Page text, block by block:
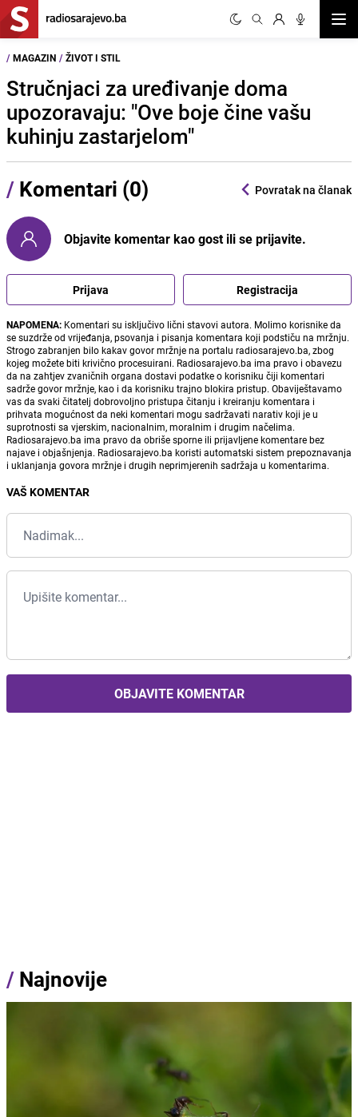
/ MAGAZIN / ŽIVOT I STIL
Stručnjaci za uređivanje doma
upozoravaju: "Ove boje čine vašu
kuhinju zastarjelom"
/ Komentari (0) Povratak na članak
Objavite komentar kao gost ili se prijavite.
Prijava Registracija
NAPOMENA: Komentari su isključivo lični stavovi autora. Molimo korisnike da
se suzdrže od vrijeđanja, psovanja i pisanja komentara koji podstiču na mržnju.
Strogo zabranjen bilo kakav govor mržnje na portalu radiosarajevo.ba, zbog
kojeg možete biti krivično procesuirani. Radiosarajevo.ba ima pravo i obavezu
da na zahtjev zvaničnih organa dostavi podatke o korisniku čiji komentari
sadrže govor mržnje, kao i da korisniku trajno blokira pristup. Obaviještavamo
vas da svaki čitatelj dobrovoljno pristupa čitanju i kreiranju komentara i
prihvata mogućnost da neki komentari mogu sadržavati narativ koji je u
suprotnosti sa vjerskim, nacionalnim, moralnim i drugim načelima.
Radiosarajevo.ba ima pravo da obriše sporne ili prijavljene komentare bez
najave i objašnjenja. Radiosarajevo.ba koristi automatski sistem prepoznavanja
i uklanjanja govora mržnje i drugih neprimjerenih sadržaja u komentarima.
VAŠ KOMENTAR
OBJAVITE KOMENTAR
/ Najnovije